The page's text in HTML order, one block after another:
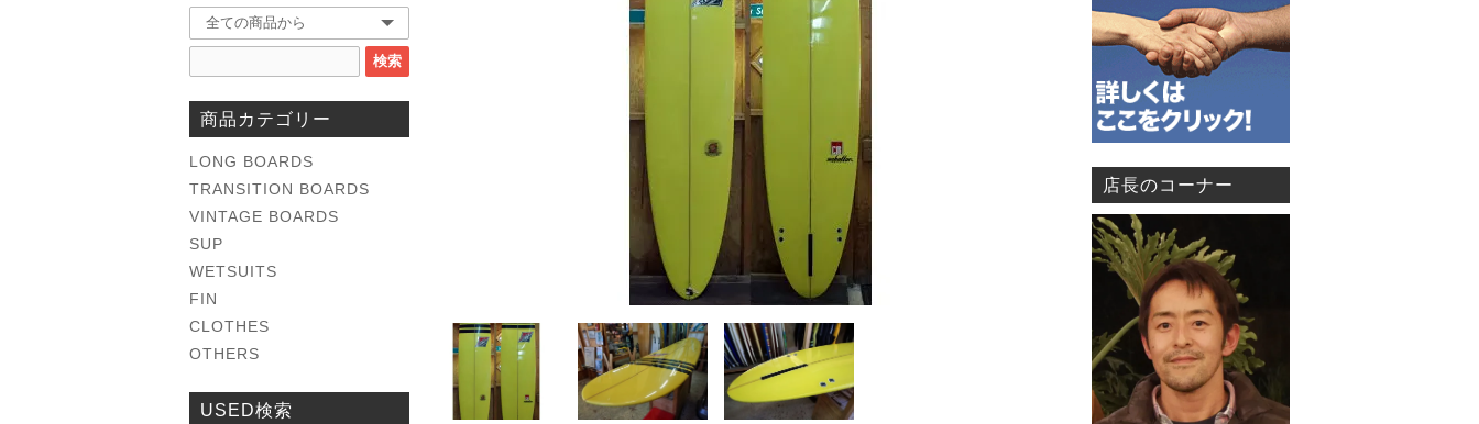
商品カテゴリー
LONG BOARDS
TRANSITION BOARDS
VINTAGE BOARDS
SUP
WETSUITS
FIN
CLOTHES
OTHERS
USED検索
店長のコーナー